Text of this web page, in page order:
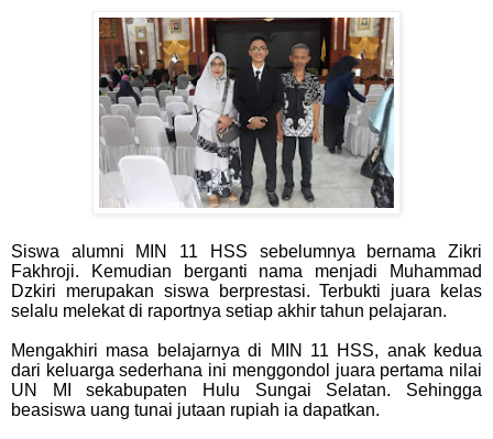
Siswa alumni MIN 11 HSS sebelumnya bernama Zikri
Fakhroji. Kemudian berganti nama menjadi Muhammad
Dzkiri merupakan siswa berprestasi. Terbukti juara kelas
selalu melekat di raportnya setiap akhir tahun pelajaran.
Mengakhiri masa belajarnya di MIN 11 HSS, anak kedua
dari keluarga sederhana ini menggondol juara pertama nilai
UN MI sekabupaten Hulu Sungai Selatan. Sehingga
beasiswa uang tunai jutaan rupiah ia dapatkan.